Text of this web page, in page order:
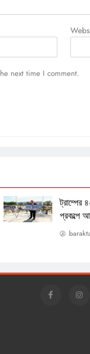
next time I comment.
ট্রাম্পের
প্রকল্পে